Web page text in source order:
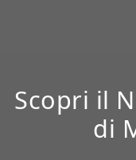
Scopri il
di